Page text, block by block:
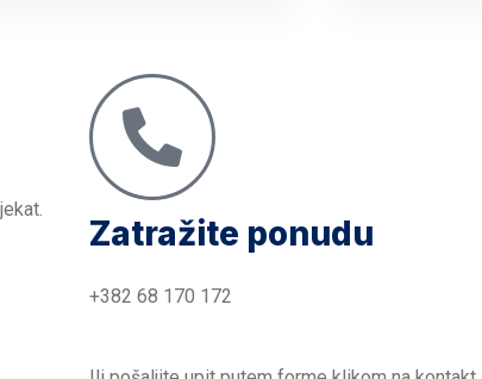
Zatražite ponudu
+382 68 170 172